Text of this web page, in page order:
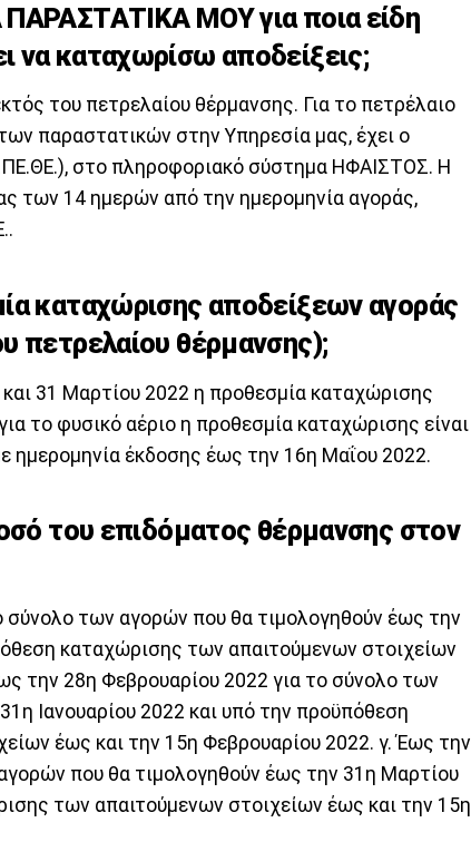
ΜΟΥ για ποια είδη
να καταχωρίσω αποδείξεις;
του πετρελαίου θέρμανσης. Για το πετρέλαιο
παραστατικών στην Υπηρεσία μας, έχει ο
στο πληροφοριακό σύστημα ΗΦΑΙΣΤΟΣ. Η
των 14 ημερών από την ημερομηνία αγοράς,
καταχώρισης αποδείξεων αγοράς
πετρελαίου θέρμανσης);
31 Μαρτίου 2022 η προθεσμία καταχώρισης
το φυσικό αέριο η προθεσμία καταχώρισης είναι
ημερομηνία έκδοσης έως την 16η Μαΐου 2022.
του επιδόματος θέρμανσης στον
σύνολο των αγορών που θα τιμολογηθούν έως την
καταχώρισης των απαιτούμενων στοιχείων
την 28η Φεβρουαρίου 2022 για το σύνολο των
Ιανουαρίου 2022 και υπό την προϋπόθεση
έως και την 15η Φεβρουαρίου 2022. γ. Έως την
που θα τιμολογηθούν έως την 31η Μαρτίου
των απαιτούμενων στοιχείων έως και την 15η